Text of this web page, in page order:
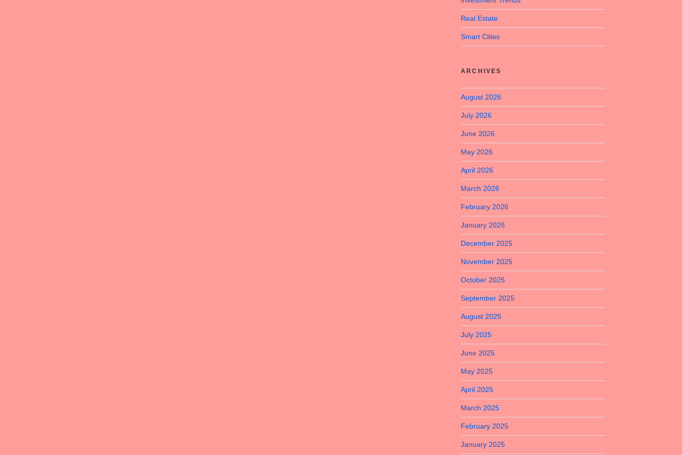
Real Estate
Smart Cities
ARCHIVES
August 2026
July 2026
June 2026
May 2026
April 2026
March 2026
February 2026
January 2026
December 2025
November 2025
October 2025
September 2025
August 2025
July 2025
June 2025
May 2025
April 2025
March 2025
February 2025
January 2025